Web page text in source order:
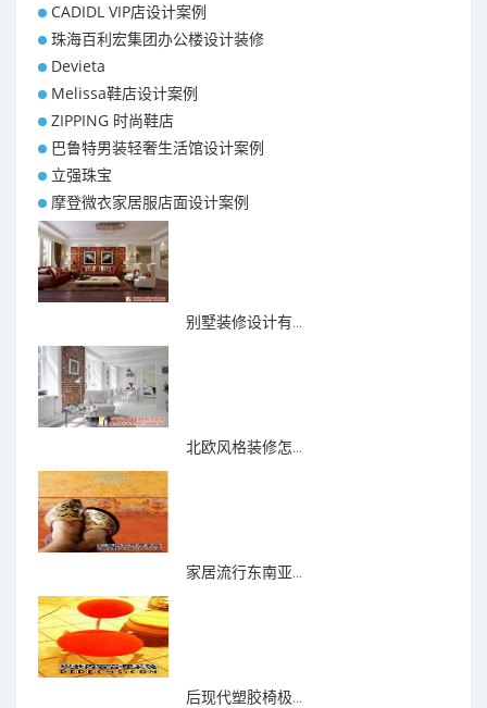
CADIDL VIP店设计案例
珠海百利宏集团办公楼设计装修
Devieta
Melissa鞋店设计案例
ZIPPING 时尚鞋店
巴鲁特男装轻奢生活馆设计案例
立强珠宝
摩登微衣家居服店面设计案例
别墅装修设计有...
北欧风格装修怎...
家居流行东南亚...
后现代塑胶椅极...